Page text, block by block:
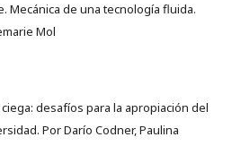
Mecánica de una tecnología fluida.
Mol
desafíos para la apropiación del
Por Darío Codner, Paulina